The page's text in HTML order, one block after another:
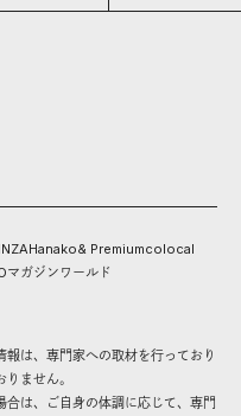
Hanako& Premiumcolocal
マガジンワールド
は、専門家への取材を行っており
ません。
は、ご自身の体調に応じて、専門